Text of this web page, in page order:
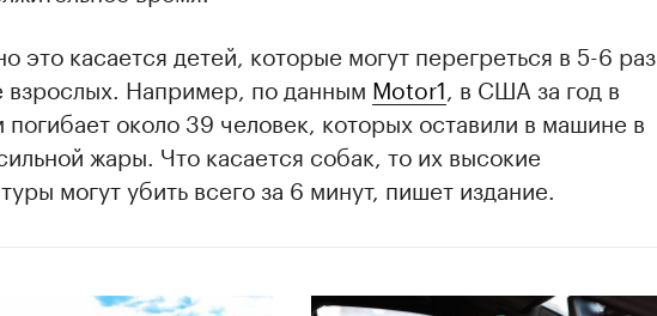
это касается детей, которые могут перегреться в 5-6 раз
взрослых. Например, по данным Motor1, в США за год в
около 39 человек, которых оставили в машине в
жары. Что касается собак, то их высокие
могут убить всего за 6 минут, пишет издание.